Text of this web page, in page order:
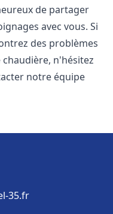
de partager
avec vous. Si
des problèmes
chaudière, n'hésitez
notre équipe
35.fr